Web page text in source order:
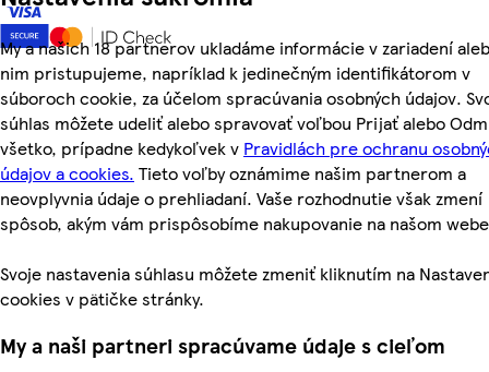
My a našich 18 partnerov ukladáme informácie v zariadení
nim pristupujeme, napríklad k jedinečným identifikátorom v
súboroch cookie, za účelom spracúvania osobných údajov.
súhlas môžete udeliť alebo spravovať voľbou Prijať alebo
všetko, prípadne kedykoľvek v Pravidlách pre ochranu
údajov a cookies. Tieto voľby oznámime našim partnerom a
neovplyvnia údaje o prehliadaní. Vaše rozhodnutie však zmení
spôsob, akým vám prispôsobíme nakupovanie na našom
Svoje nastavenia súhlasu môžete zmeniť kliknutím na
cookies v pätičke stránky.
My a naši partneri spracúvame údaje s cieľom